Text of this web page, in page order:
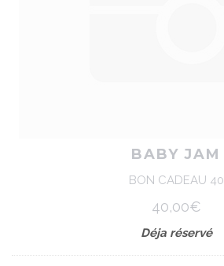
BABY JAM
BON CADEAU 40
40,00€
Déja réservé